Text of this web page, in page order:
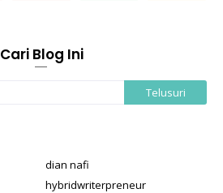
Cari Blog Ini
dian nafi
hybridwriterpreneur